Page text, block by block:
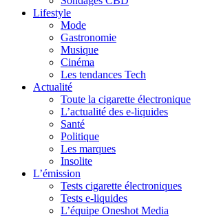
Lifestyle
Mode
Gastronomie
Musique
Cinéma
Les tendances Tech
Actualité
Toute la cigarette électronique
L’actualité des e-liquides
Santé
Politique
Les marques
Insolite
L’émission
Tests cigarette électroniques
Tests e-liquides
L’équipe Oneshot Media